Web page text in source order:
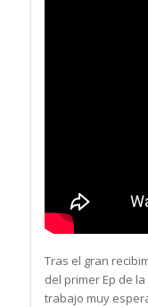
Tras el gran
del primer Ep de
trabajo muy